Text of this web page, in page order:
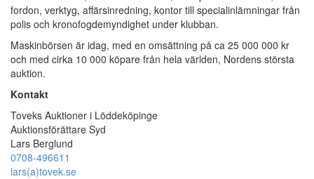
fordon, verktyg, affärsinredning, kontor till specialinlämningar från
polis och kronofogdemyndighet under klubban.
Maskinbörsen är idag, med en omsättning på ca 25 000 000 kr
och med cirka 10 000 köpare från hela världen, Nordens största
auktion.
Kontakt
Toveks Auktioner i Löddeköpinge
Auktionsförättare Syd
Lars Berglund
0708-496611
lars(a)tovek.se